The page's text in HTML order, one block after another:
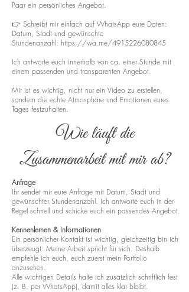
Paar ein persönliches Angebot.
👉 Schreibt mir einfach auf WhatsApp eure Daten:
Datum, Stadt und gewünschte
Stundenanzahl: https://wa.me/4915226080845
Ich antworte euch innerhalb von ca. einer Stunde mit
einem passenden und transparenten Angebot.
Mir ist es wichtig, nicht nur ein Video zu erstellen,
sondern die echte Atmosphäre und Emotionen eures
Tages festzuhalten.
Wie läuft die
Zusammenarbeit mit mir ab?
Anfrage
Ihr sendet mir eure Anfrage mit Datum, Stadt und
gewünschter Stundenanzahl. Ich antworte euch in der
Regel schnell und schicke euch ein passendes Angebot.
Kennenlernen & Informationen
Ein persönlicher Kontakt ist wichtig, gleichzeitig bin ich
überzeugt: Meine Arbeit spricht für sich. Deshalb
empfehle ich euch, euch zuerst mein Portfolio
anzusehen.
Alle wichtigen Details halte ich zusätzlich schriftlich fest
(z. B. per WhatsApp), damit alles klar bleibt.